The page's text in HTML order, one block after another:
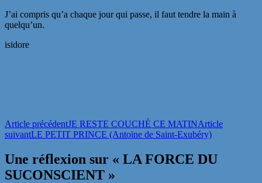
J’ai compris qu’a chaque jour qui passe, il faut tendre la main à
quelqu’un.
isidore
Navigation
des
articles
Article précédentJE RESTE COUCHÉ CE MATINArticle
suivantLE PETIT PRINCE (Antoine de Saint-Exubéry)
Une réflexion sur « LA FORCE DU
SUCONSCIENT »